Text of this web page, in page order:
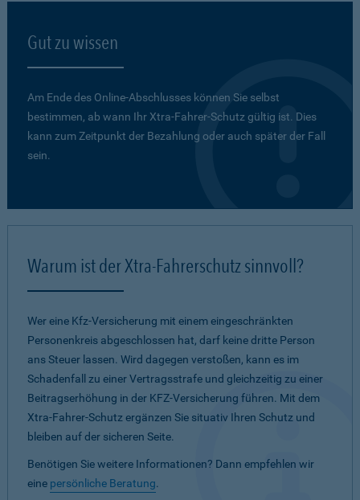
Gut zu wissen
Am Ende des Online-Abschlusses können Sie selbst
bestimmen, ab wann Ihr Xtra-Fahrer-Schutz gültig ist. Dies
kann zum Zeitpunkt der Bezahlung oder auch später der Fall
sein.
Warum ist der Xtra-Fahrerschutz sinnvoll?
Wer eine Kfz-Versicherung mit einem eingeschränkten
Personenkreis abgeschlossen hat, darf keine dritte Person
ans Steuer lassen. Wird dagegen verstoßen, kann es im
Schadenfall zu einer Vertragsstrafe und gleichzeitig zu einer
Beitragserhöhung in der KFZ-Versicherung führen. Mit dem
Xtra-Fahrer-Schutz ergänzen Sie situativ Ihren Schutz und
bleiben auf der sicheren Seite.
Benötigen Sie weitere Informationen? Dann empfehlen wir
eine persönliche Beratung.